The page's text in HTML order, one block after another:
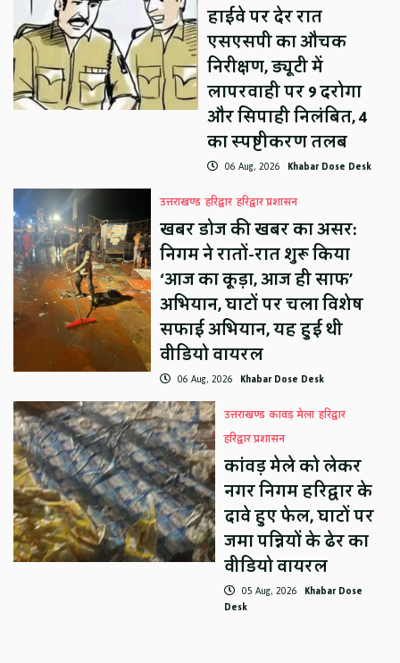
हाईवे पर देर रात
एसएसपी का औचक
निरीक्षण, ड्यूटी में
लापरवाही पर 9 दरोगा
और सिपाही निलंबित, 4
का स्पष्टीकरण तलब
06 Aug, 2026 Khabar Dose Desk
उत्तराखण्ड हरिद्वार हरिद्वार प्रशासन
खबर डोज की खबर का असर:
निगम ने रातों-रात शुरू किया
‘आज का कूड़ा, आज ही साफ’
अभियान, घाटों पर चला विशेष
सफाई अभियान, यह हुई थी
वीडियो वायरल
06 Aug, 2026 Khabar Dose Desk
उत्तराखण्ड कावड़ मेला हरिद्वार
हरिद्वार प्रशासन
कांवड़ मेले को लेकर
नगर निगम हरिद्वार के
दावे हुए फेल, घाटों पर
जमा पन्नियों के ढेर का
वीडियो वायरल
05 Aug, 2026 Khabar Dose
Desk